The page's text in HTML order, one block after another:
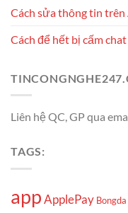
Cách sửa thông tin
Cách để hết bị cấm
Liên hệ QC, GP qua
TAGS:
appApplePay Bongda